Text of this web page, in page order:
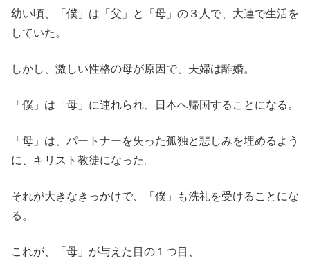
幼い頃、「僕」は「父」と「母」の３人で、大連で生活を
していた。
しかし、激しい性格の母が原因で、夫婦は離婚。
「僕」は「母」に連れられ、日本へ帰国することになる。
「母」は、パートナーを失った孤独と悲しみを埋めるよう
に、キリスト教徒になった。
それが大きなきっかけで、「僕」も洗礼を受けることにな
る。
これが、「母」が与えた目の１つ目、